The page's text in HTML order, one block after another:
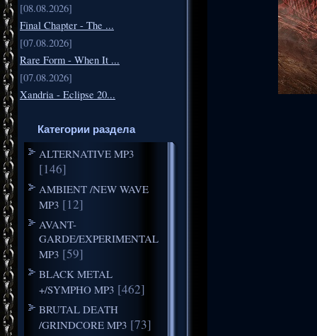
[08.08.2026]
Final Chapter - The ...
[07.08.2026]
Rare Form - When It ...
[07.08.2026]
Xandria - Eclipse 20...
Категории раздела
ALTERNATIVE MP3
[146]
AMBIENT /NEW WAVE
MP3 [12]
AVANT-
GARDE/EXPERIMENTAL
MP3 [59]
BLACK METAL
+/SYMPHO MP3 [462]
BRUTAL DEATH
/GRINDCORE MP3 [73]